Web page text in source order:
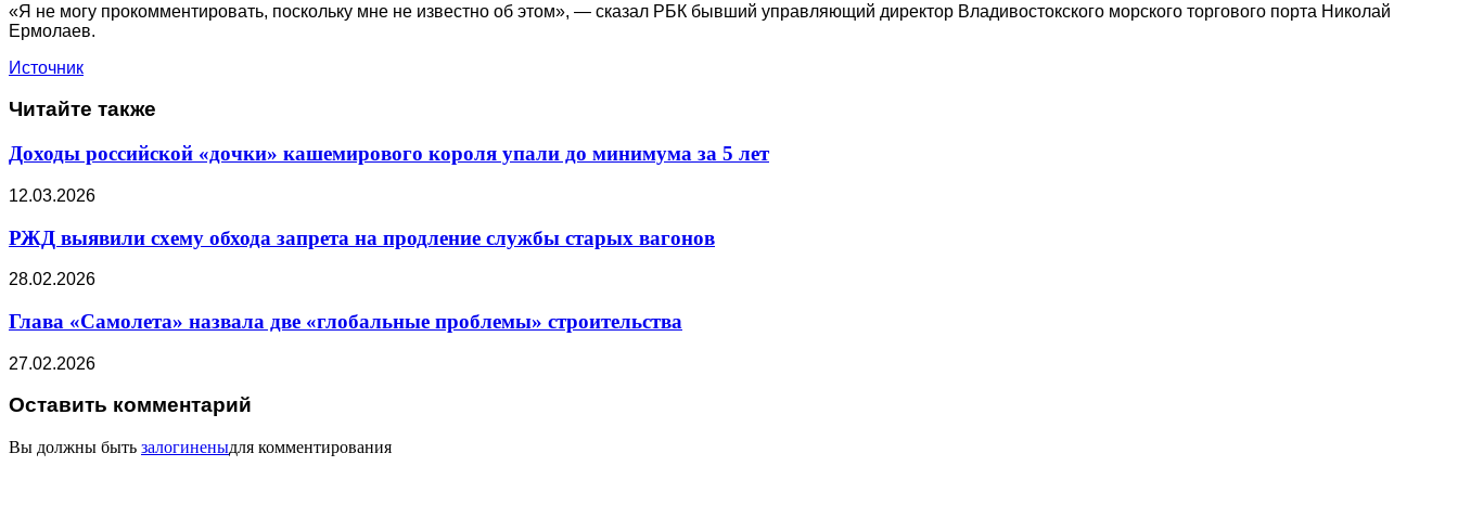
«Я не могу прокомментировать, поскольку мне не известно об этом», — сказал РБК бывший управляющий директор Владивостокского морского торгового порта Николай
Ермолаев.
Источник
Читайте также
Доходы российской «дочки» кашемирового короля упали до минимума за 5 лет
12.03.2026
РЖД выявили схему обхода запрета на продление службы старых вагонов
28.02.2026
Глава «Самолета» назвала две «глобальные проблемы» строительства
27.02.2026
Оставить комментарий
Вы должны быть залогиненыдля комментирования